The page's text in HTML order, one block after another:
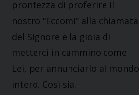
prontezza di proferire il
nostro “Eccomi” alla chiamata
del Signore e la gioia di
metterci in cammino come
Lei, per annunciarlo al mondo
intero. Così sia.